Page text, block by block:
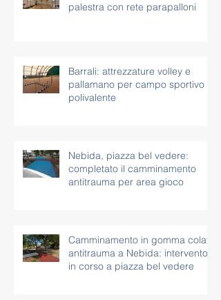
palestra con rete parapalloni
Barrali: attrezzature volley e
pallamano per campo sportivo
polivalente
Nebida, piazza bel vedere:
completato il camminamento
antitrauma per area gioco
Camminamento in gomma colata
antitrauma a Nebida: intervento
in corso a piazza bel vedere